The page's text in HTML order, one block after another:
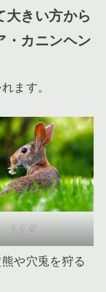
大きい方から
・カニンヘン
ます。
うさぎ
や穴兎を狩る